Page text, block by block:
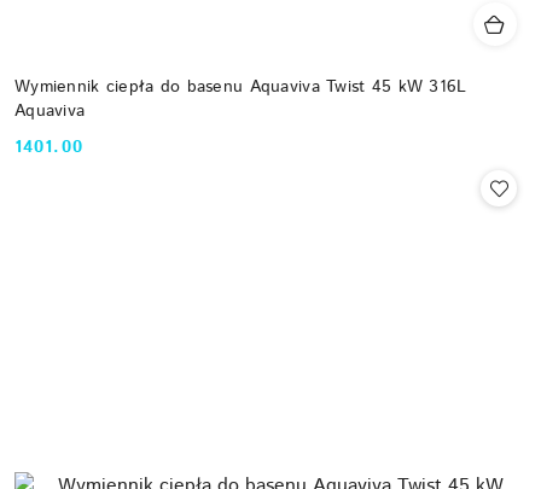
Wymiennik ciepła do basenu Aquaviva Twist 45 kW 316L
Aquaviva
Cena:
1401.00